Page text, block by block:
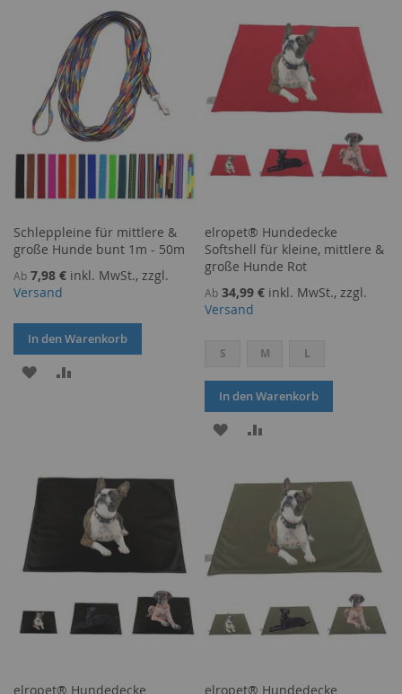
HINZUFÜGEN
HINZUFÜGEN
Schleppleine für mittlere &
große Hunde bunt 1m - 50m
Ab 7,98 € inkl. MwSt., zzgl.
Versand
In den Warenkorb
ZUR
elropet® Hundedecke
Softshell für kleine, mittlere &
große Hunde Rot
Ab 34,99 € inkl. MwSt., zzgl.
Versand
S M L
In den Warenkorb
ZUR
HINZUFÜGEN
HINZUFÜGEN
elropet® Hundedecke
elropet® Hundedecke